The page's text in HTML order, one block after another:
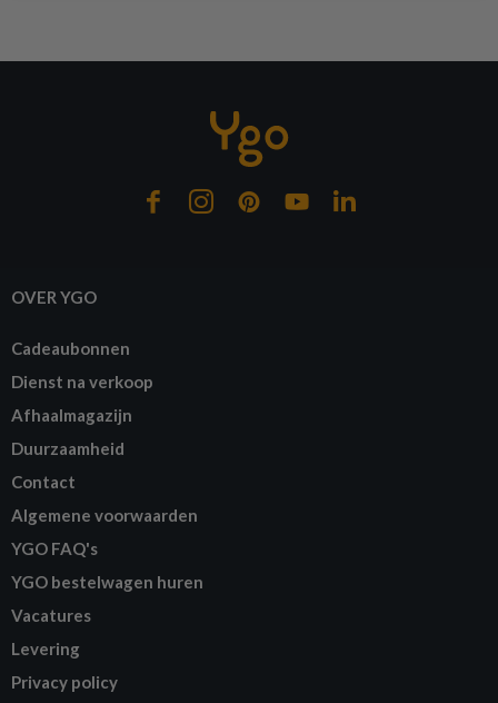
OVER YGO
Cadeaubonnen
Dienst na verkoop
Afhaalmagazijn
Duurzaamheid
Contact
Algemene voorwaarden
YGO FAQ's
YGO bestelwagen huren
Vacatures
Levering
Privacy policy